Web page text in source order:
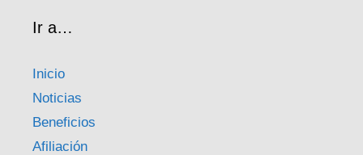
Ir a…
Inicio
Noticias
Beneficios
Afiliación